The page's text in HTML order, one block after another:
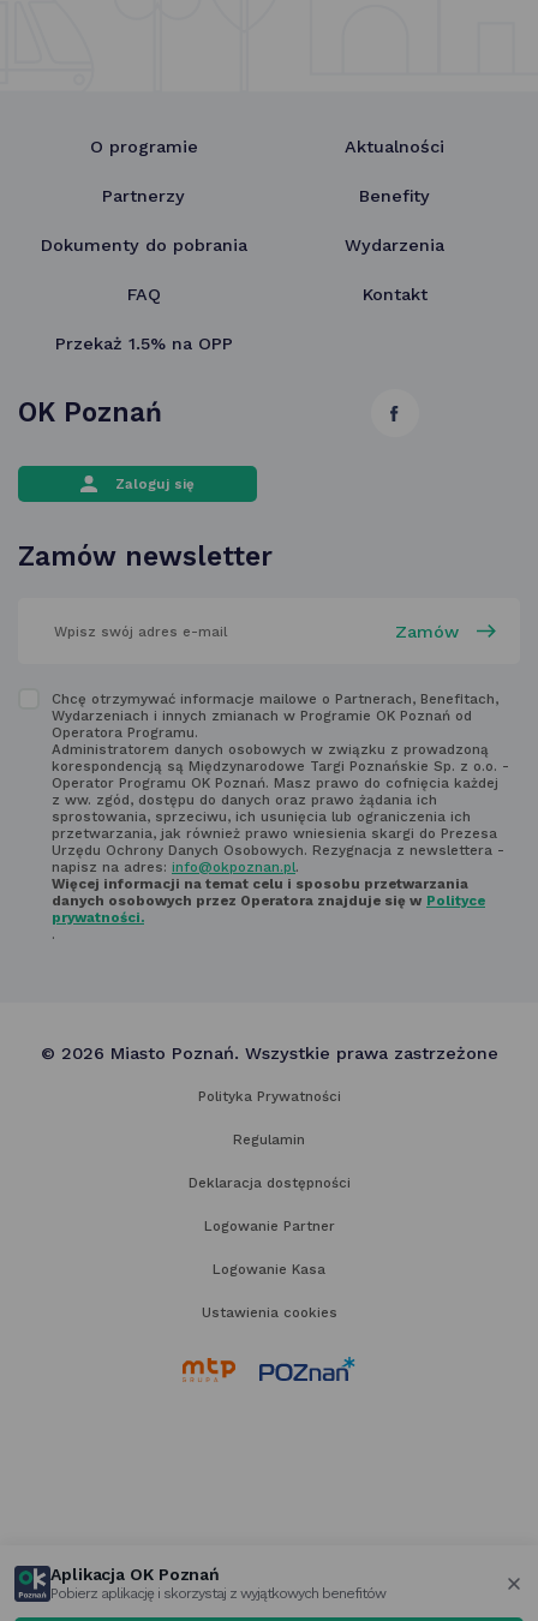
O programie Aktualności
Partnerzy Benefity
Dokumenty do pobrania Wydarzenia
FAQ Kontakt
Przekaż 1.5% na OPP
link
OK Poznań
Zaloguj się
Zamów newsletter
poniżej
Zapoznaj
z regulaminem
newsletter'a
Chcę otrzymywać informacje mailowe o Partnerach, Benefitach,
Wydarzeniach i innych zmianach w Programie OK Poznań od
Operatora Programu.
Administratorem danych osobowych w związku z prowadzoną
korespondencją są Międzynarodowe Targi Poznańskie Sp. z o.o. -
Operator Programu OK Poznań. Masz prawo do cofnięcia każdej
z ww. zgód, dostępu do danych oraz prawo żądania ich
sprostowania, sprzeciwu, ich usunięcia lub ograniczenia ich
przetwarzania, jak również prawo wniesienia skargi do Prezesa
Urzędu Ochrony Danych Osobowych. Rezygnacja z newslettera -
napisz na adres: info@okpoznan.pl.
Więcej informacji na temat celu i sposobu przetwarzania
danych osobowych przez Operatora znajduje się w Polityce
prywatności.
.
© 2026 Miasto Poznań. Wszystkie prawa zastrzeżone
Polityka Prywatności
Regulamin
Deklaracja dostępności
Logowanie Partner
Logowanie Kasa
Ustawienia cookies
link
link
Aplikacja OK Poznań
Pobierz aplikację i skorzystaj z wyjątkowych benefitów